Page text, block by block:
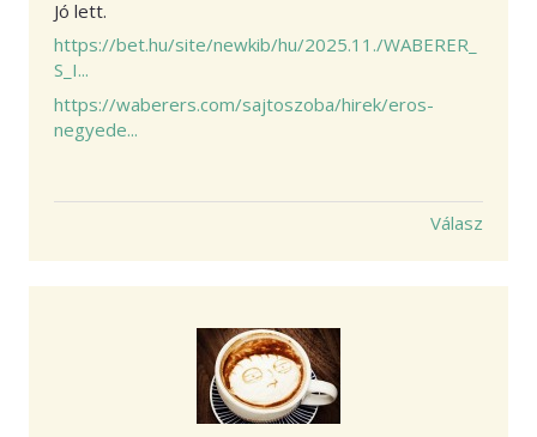
Jó lett.
https://bet.hu/site/newkib/hu/2025.11./WABERER_
S_I...
https://waberers.com/sajtoszoba/hirek/eros-
negyede...
Válasz